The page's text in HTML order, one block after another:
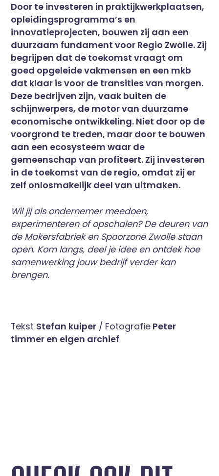
Door te investeren in praktijkwerkplaatsen,
opleidingsprogramma’s en
innovatieprojecten, bouwen zij aan een
duurzaam fundament voor Regio Zwolle. Zij
begrijpen dat de toekomst vraagt om
goed opgeleide vakmensen en een mkb
dat klaar is voor de transities van morgen.
Deze bedrijven zijn, vaak buiten de
schijnwerpers, de motor van duurzame
economische ontwikkeling. Niet door op de
voorgrond te treden, maar door te bouwen
aan een ecosysteem waar de
gemeenschap van profiteert. Zij investeren
in de toekomst van de regio, omdat zij er
zelf onlosmakelijk deel van uitmaken.
Wil jij als ondernemer meedoen,
experimenteren of opschalen? De deuren van
de Makersfabriek en Spoorzone Zwolle staan
open. Kom langs, deel je idee en ontdek hoe
samenwerking jouw bedrijf verder kan
brengen.
Tekst Stefan kuiper / Fotografie Peter
timmer en eigen archief